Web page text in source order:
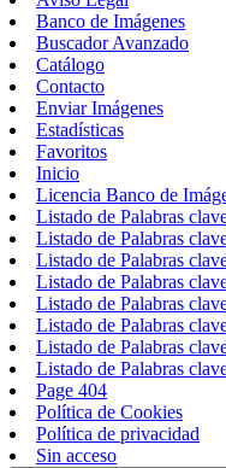
Banco de Imágenes
Buscador Avanzado
Catálogo
Contacto
Enviar Imágenes
Estadísticas
Favoritos
Inicio
Licencia Banco de
Listado de Palabras
Listado de Palabras
Listado de Palabras
Listado de Palabras
Listado de Palabras
Listado de Palabras
Listado de Palabras
Listado de Palabras
Page 404
Política de Cookies
Política de privacidad
Sin acceso